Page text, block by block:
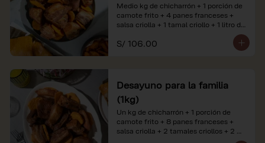
Medio kg de chicharrón + 1 porción de
camote frito + 4 panes franceses +
salsa criolla + 1 tamal criollo + 1 litro de
*Nuestros precios están expresados en
referenciales.
S/ 106.00
Desayuno para la familia
(1kg)
Un kg de chicharrón + 1 porción de
camote frito + 8 panes franceses +
salsa criolla + 2 tamales criollos + 2